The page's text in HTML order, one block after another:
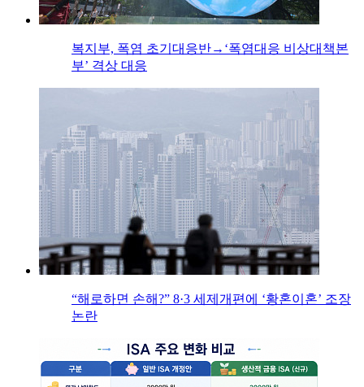
복지부, 폭염 초기대응반→‘폭염대응 비상대책본
부’ 격상 대응
“해로하면 손해?” 8·3 세제개편에 ‘황혼이혼’ 조장
논란